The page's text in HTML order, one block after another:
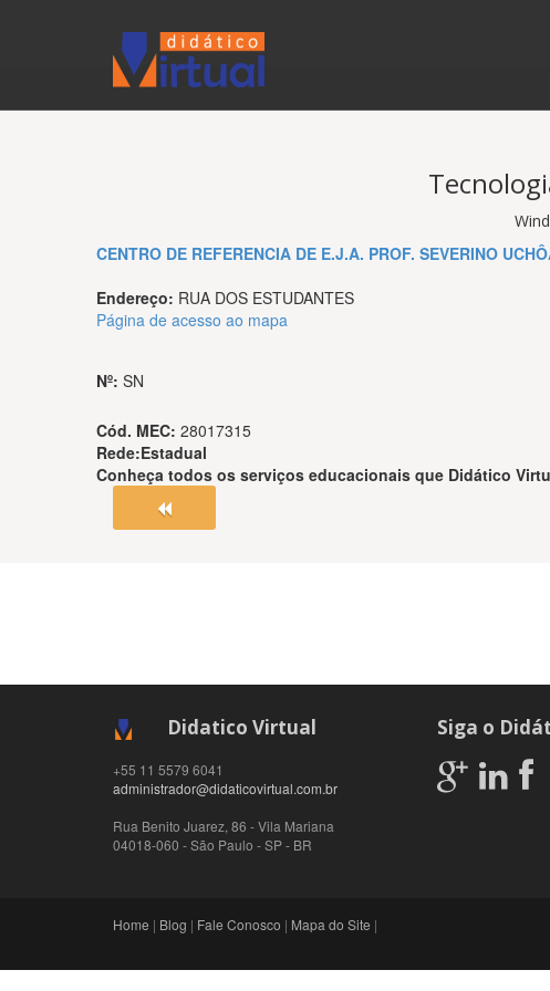
CENTRO DE REFERENCIA DE E.J.A. PROF. SEVERINO
Endereço: RUA DOS ESTUDANTES
Página de acesso ao mapa
Nº: SN
Cód. MEC: 28017315
Rede:Estadual
Conheça todos os serviços educacionais que Didático
Didatico Virtual
+55 11 5579 6041
administrador@didaticovirtual.com.br
Rua Benito Juarez, 86 - Vila Mariana
04018-060 -São Paulo -SP- BR
Siga o
Home | Blog | Fale Conosco | Mapa do Site |